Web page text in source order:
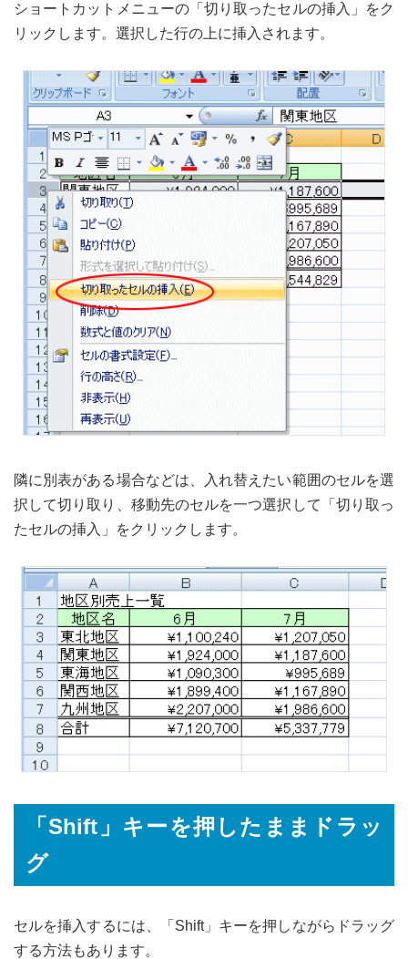
ショートカットメニューの「切り取ったセルの挿入」をク
リックします。選択した行の上に挿入されます。
隣に別表がある場合などは、入れ替えたい範囲のセルを選
択して切り取り、移動先のセルを一つ選択して「切り取っ
たセルの挿入」をクリックします。
「Shift」キーを押したままドラッ
グ
セルを挿入するには、「Shift」キーを押しながらドラッグ
する方法もあります。